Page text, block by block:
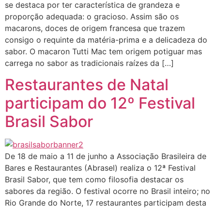
se destaca por ter característica de grandeza e
proporção adequada: o gracioso. Assim são os
macarons, doces de origem francesa que trazem
consigo o requinte da matéria-prima e a delicadeza do
sabor. O macaron Tutti Mac tem origem potiguar mas
carrega no sabor as tradicionais raízes da […]
Restaurantes de Natal
participam do 12º Festival
Brasil Sabor
De 18 de maio a 11 de junho a Associação Brasileira de
Bares e Restaurantes (Abrasel) realiza o 12ª Festival
Brasil Sabor, que tem como filosofia destacar os
sabores da região. O festival ocorre no Brasil inteiro; no
Rio Grande do Norte, 17 restaurantes participam desta